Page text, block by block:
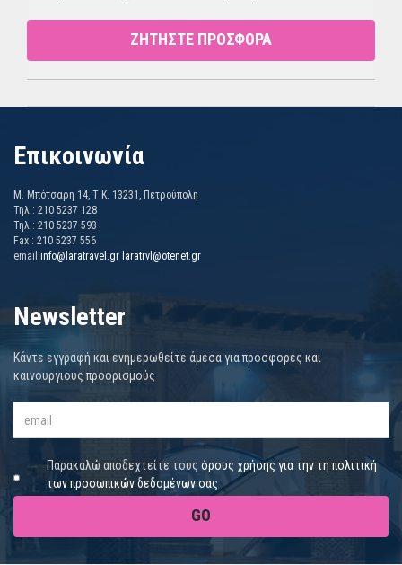
ΖΗΤΗΣΤΕ ΠΡΟΣΦΟΡΑ
Επικοινωνία
Μ. Μπότσαρη 14, Τ.Κ. 13231, Πετρούπολη
Τηλ.: 210 5237 128
Τηλ.: 210 5237 593
Fax : 210 5237 556
email:info@laratravel.gr laratrvl@otenet.gr
Newsletter
Κάντε εγγραφή και ενημερωθείτε άμεσα για προσφορές και
καινουργιους προορισμούς
Παρακαλώ αποδεχτείτε τουςόρους χρήσης για την τη πολιτική
των προσωπικών δεδομένων σας
GO